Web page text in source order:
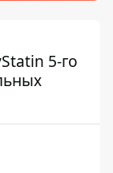
5-го